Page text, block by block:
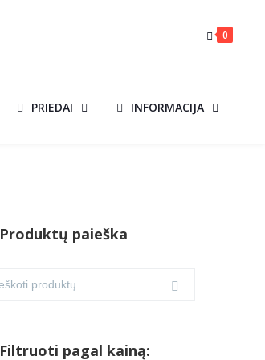
0
PRIEDAI INFORMACIJA
Produktų paieška
Filtruoti pagal kainą: